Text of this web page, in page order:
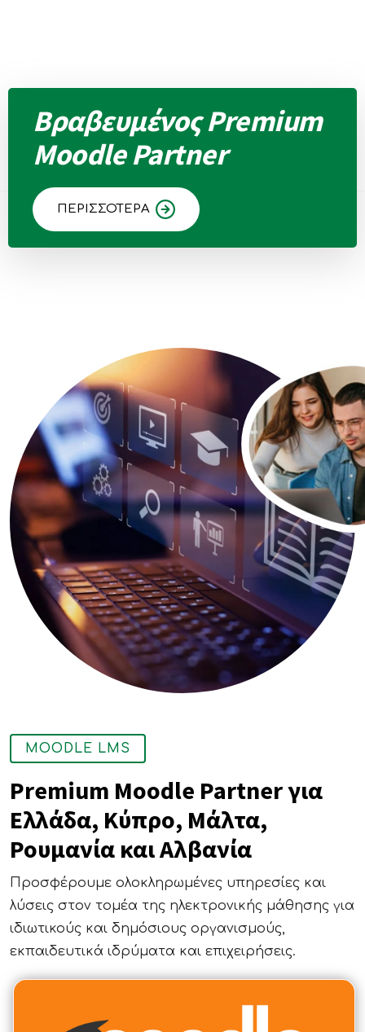
Βραβευμένος Premium
Moodle Partner
ΠΕΡΙΣΣΟΤΕΡΑ
MOODLE LMS
Premium Moodle Partner για
Ελλάδα, Κύπρο, Μάλτα,
Ρουμανία και Αλβανία
Προσφέρουμε ολοκληρωμένες υπηρεσίες και
λύσεις στον τομέα της ηλεκτρονικής μάθησης για
ιδιωτικούς και δημόσιους οργανισμούς,
εκπαιδευτικά ιδρύματα και επιχειρήσεις.